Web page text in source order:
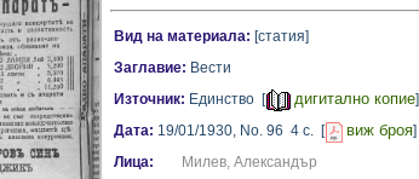
Вид на материала: [статия]
Заглавие: Вести
Източник: Единство [ дигитално копие]
Дата: 19/01/1930, No. 96 4 с. [ виж броя]
Лица:
Милев, Александър